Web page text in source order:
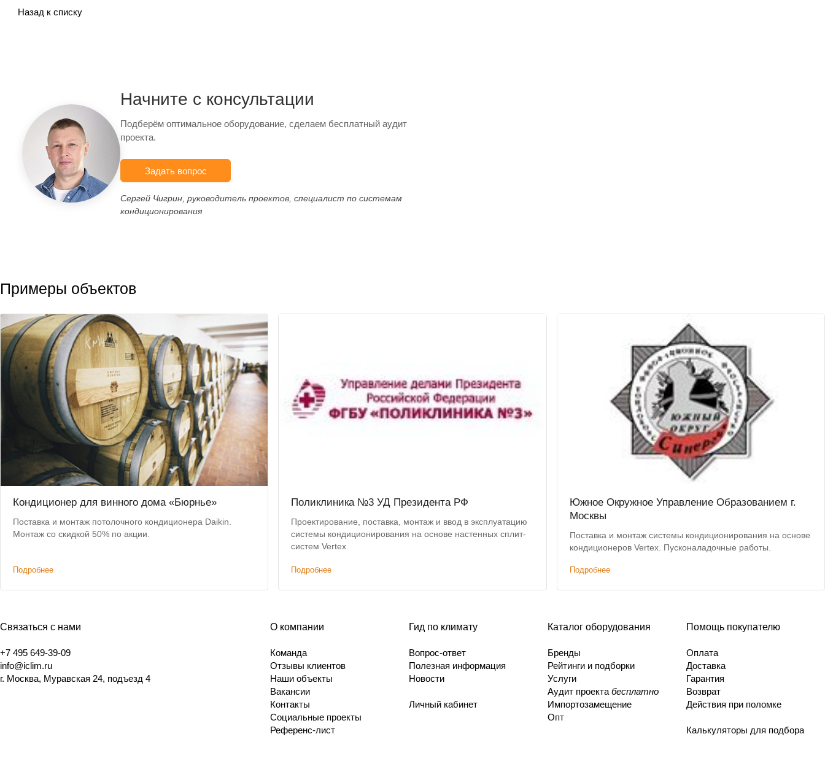
Назад к списку
Начните с консультации
Подберём оптимальное оборудование, сделаем бесплатный аудит
проекта.
Задать вопрос
Сергей Чигрин, руководитель проектов, специалист по системам
кондиционирования
Примеры объектов
Кондиционер для винного дома «Бюрнье»
Поставка и монтаж потолочного кондиционера Daikin.
Монтаж со скидкой 50% по акции.
Подробнее
Поликлиника №3 УД Президента РФ
Проектирование, поставка, монтаж и ввод в эксплуатацию
системы кондиционирования на основе настенных сплит-
систем Vertex
Подробнее
Южное Окружное Управление Образованием г.
Москвы
Поставка и монтаж системы кондиционирования на основе
кондиционеров Vertex. Пусконаладочные работы.
Подробнее
Связаться с нами
+7 495 649-39-09
info@iclim.ru
г. Москва, Муравская 24, подъезд 4
О компании
Команда
Отзывы клиентов
Наши объекты
Вакансии
Контакты
Социальные проекты
Референс-лист
Гид по климату
Вопрос-ответ
Полезная информация
Новости
Личный кабинет
Каталог оборудования
Бренды
Рейтинги и подборки
Услуги
Аудит проекта бесплатно
Импортозамещение
Опт
Помощь покупателю
Оплата
Доставка
Гарантия
Возврат
Действия при поломке
Калькуляторы для подбора